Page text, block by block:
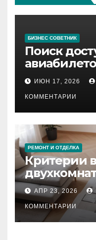
БИЗНЕС СОВЕТНИК
Поиск
ИЮН 17, 2026
КОММЕНТАРИИ
РЕМОНТ И ОТДЕЛКА
Критерии
состояние
АПР 23, 2026
КОММЕНТАРИИ